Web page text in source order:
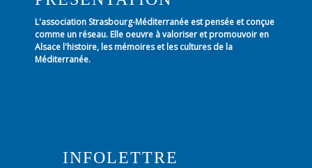
L'association Strasbourg-Méditerranée est pensée et conçue
comme un réseau. Elle oeuvre à valoriser et promouvoir en
Alsace l'histoire, les mémoires et les cultures de la
Méditerranée.
INFOLETTRE